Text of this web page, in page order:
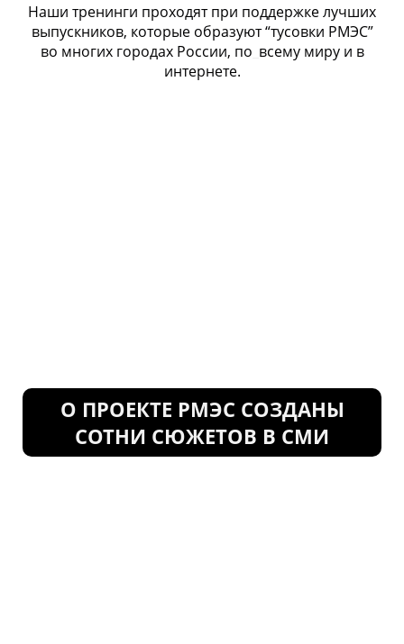
Наши тренинги проходят при поддержке лучших
выпускников, которые образуют “тусовки РМЭС”
во многих городах России, по всему миру и в
интернете.
О ПРОЕКТЕ РМЭС СОЗДАНЫ
СОТНИ СЮЖЕТОВ В СМИ